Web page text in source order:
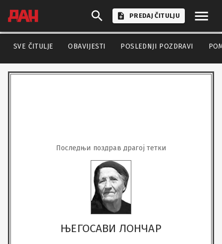
PREDAJ ČITULJU
SVE ČITULJE OBAVIJESTI POSLEDNJI POZDRAVI
Последњи поздрав драгој тетки
ЊЕГОСАВИ ЛОНЧАР